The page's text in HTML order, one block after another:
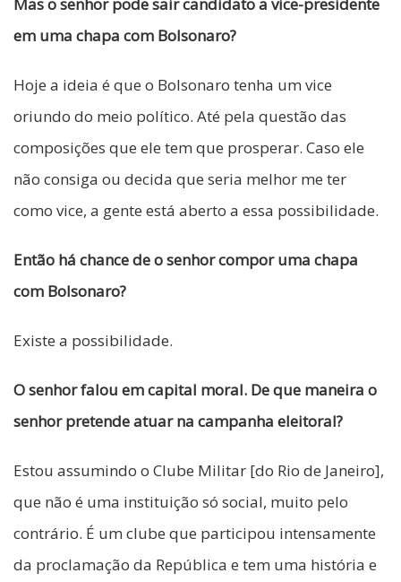
em uma chapa com Bolsonaro?
Hoje a ideia é que o Bolsonaro tenha um vice
oriundo do meio político. Até pela questão das
composições que ele tem que prosperar. Caso ele
não consiga ou decida que seria melhor me ter
como vice, a gente está aberto a essa possibilidade.
Então há chance de o senhor compor uma chapa
com Bolsonaro?
Existe a possibilidade.
O senhor falou em capital moral. De que maneira o
senhor pretende atuar na campanha eleitoral?
Estou assumindo o Clube Militar [do Rio de Janeiro],
que não é uma instituição só social, muito pelo
contrário. É um clube que participou intensamente
da proclamação da República e tem uma história e